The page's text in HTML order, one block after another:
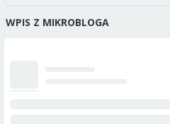
WPIS Z MIKROBLOGA